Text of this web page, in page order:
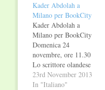
Kader Abdolah a
Milano per BookCity
Kader Abdolah a
Milano per BookCity
Domenica 24
novembre, ore 11.30
Lo scrittore olandese
di origini iraniane
Kader Abdolah sarà
23rd November 2013
In "Italiano"